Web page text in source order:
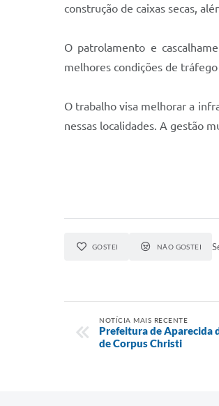
construção de caixas secas,
O patrolamento e
melhores condições de
O trabalho visa melhorar a
nessas localidades. A gestão
GOSTEI NÃO GOSTEI
NOTÍCIA MAIS RECENTE
Prefeitura de Aparecida
de Corpus Christi